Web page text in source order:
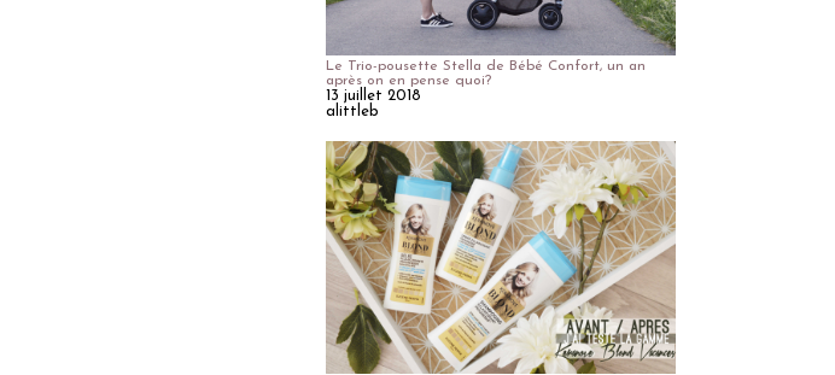
Le Trio-pousette Stella de Bébé Confort, un an
après on en pense quoi?
13 juillet 2018
alittleb